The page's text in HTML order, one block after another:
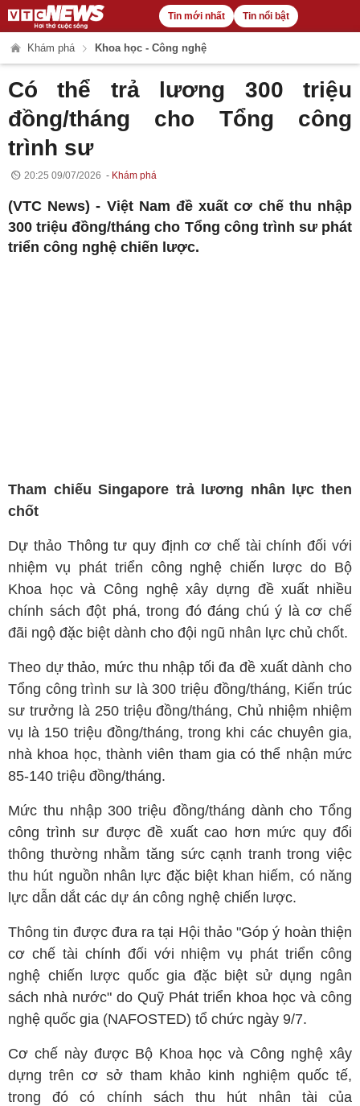
Tin mới nhất Tin nổi bật
Khám phá Khoa học - Công nghệ
Có thể trả lương 300 triệu
đồng/tháng cho Tổng công
trình sư
20:25 09/07/2026 Khám phá
(VTC News) - Việt Nam đề xuất cơ chế thu nhập
300 triệu đồng/tháng cho Tổng công trình sư phát
triển công nghệ chiến lược.
Tham chiếu Singapore trả lương nhân lực then
chốt
Dự thảo Thông tư quy định cơ chế tài chính đối với
nhiệm vụ phát triển công nghệ chiến lược do Bộ
Khoa học và Công nghệ xây dựng đề xuất nhiều
chính sách đột phá, trong đó đáng chú ý là cơ chế
đãi ngộ đặc biệt dành cho đội ngũ nhân lực chủ chốt.
Theo dự thảo, mức thu nhập tối đa đề xuất dành cho
Tổng công trình sư là 300 triệu đồng/tháng, Kiến trúc
sư trưởng là 250 triệu đồng/tháng, Chủ nhiệm nhiệm
vụ là 150 triệu đồng/tháng, trong khi các chuyên gia,
nhà khoa học, thành viên tham gia có thể nhận mức
85-140 triệu đồng/tháng.
Mức thu nhập 300 triệu đồng/tháng dành cho Tổng
công trình sư được đề xuất cao hơn mức quy đổi
thông thường nhằm tăng sức cạnh tranh trong việc
thu hút nguồn nhân lực đặc biệt khan hiếm, có năng
lực dẫn dắt các dự án công nghệ chiến lược.
Thông tin được đưa ra tại Hội thảo "Góp ý hoàn thiện
cơ chế tài chính đối với nhiệm vụ phát triển công
nghệ chiến lược quốc gia đặc biệt sử dụng ngân
sách nhà nước" do Quỹ Phát triển khoa học và công
nghệ quốc gia (NAFOSTED) tổ chức ngày 9/7.
Cơ chế này được Bộ Khoa học và Công nghệ xây
dựng trên cơ sở tham khảo kinh nghiệm quốc tế,
trong đó có chính sách thu hút nhân tài của